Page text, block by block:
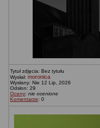
Tytuł zdjęcia: Bez tytułu
Wysłał: moronica
Wysłany: Nie 12 Lip, 2026
Odsłon: 29
Oceny: nie ocenione
Komentarze: 0